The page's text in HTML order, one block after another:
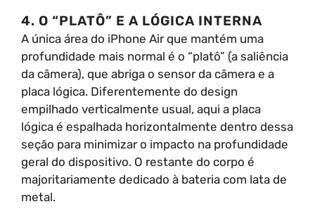
4. O “PLATÔ” E A LÓGICA INTERNA
A única área do iPhone Air que mantém uma
profundidade mais normal é o “platô” (a saliência
da câmera), que abriga o sensor da câmera e a
placa lógica. Diferentemente do design
empilhado verticalmente usual, aqui a placa
lógica é espalhada horizontalmente dentro dessa
seção para minimizar o impacto na profundidade
geral do dispositivo. O restante do corpo é
majoritariamente dedicado à bateria com lata de
metal.